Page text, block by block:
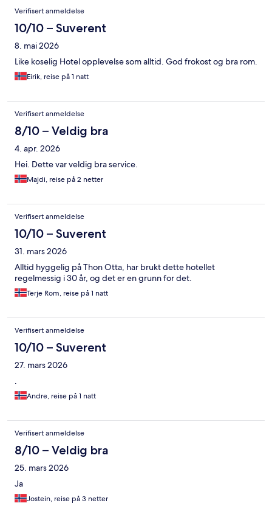
Verifisert anmeldelse
10/10 – Suverent
8. mai 2026
Like koselig Hotel opplevelse som alltid. God frokost og bra rom.
Eirik, reise på 1 natt
Verifisert anmeldelse
8/10 – Veldig bra
4. apr. 2026
Hei. Dette var veldig bra service.
Majdi, reise på 2 netter
Verifisert anmeldelse
10/10 – Suverent
31. mars 2026
Alltid hyggelig på Thon Otta, har brukt dette hotellet
regelmessig i 30 år, og det er en grunn for det.
Terje Rom, reise på 1 natt
Verifisert anmeldelse
10/10 – Suverent
27. mars 2026
.
Andre, reise på 1 natt
Verifisert anmeldelse
8/10 – Veldig bra
25. mars 2026
Ja
Jostein, reise på 3 netter